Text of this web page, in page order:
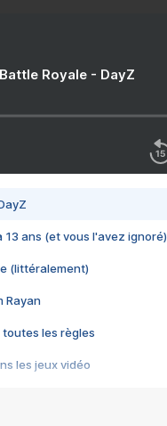
Royale - DayZ
13 ans (et vous l'avez ignoré)
(littéralement)
Rayan
toutes les règles
les jeux vidéo